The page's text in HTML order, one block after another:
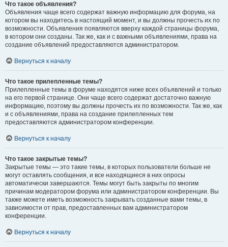
Что такое объявления?
Объявления чаще всего содержат важную информацию для форума, на
котором вы находитесь в настоящий момент, и вы должны прочесть их по
возможности. Объявления появляются вверху каждой страницы форума,
в котором они созданы. Так же, как и с важными объявлениями, права на
создание объявлений предоставляются администратором.
Вернуться к началу
Что такое прилепленные темы?
Прилепленные темы в форуме находятся ниже всех объявлений и только
на его первой странице. Они чаще всего содержат достаточно важную
информацию, поэтому вы должны прочесть их по возможности. Так же, как
и с объявлениями, права на создание прилепленных тем
предоставляются администратором конференции.
Вернуться к началу
Что такое закрытые темы?
Закрытые темы — это такие темы, в которых пользователи больше не
могут оставлять сообщения, и все находящиеся в них опросы
автоматически завершаются. Темы могут быть закрыты по многим
причинам модератором форума или администратором конференции. Вы
также можете иметь возможность закрывать созданные вами темы, в
зависимости от прав, предоставленных вам администратором
конференции.
Вернуться к началу